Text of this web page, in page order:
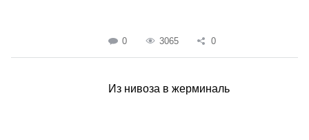
0 3065 0
Из нивоза в жерминаль